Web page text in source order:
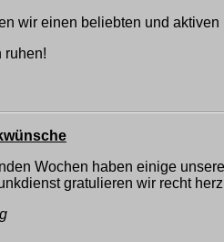
wir einen beliebten und
ruhen!
Wochen haben einige
gratulieren wir recht